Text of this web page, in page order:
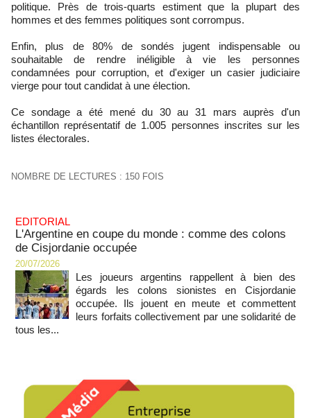
politique. Près de trois-quarts estiment que la plupart des
hommes et des femmes politiques sont corrompus.
Enfin, plus de 80% de sondés jugent indispensable ou
souhaitable de rendre inéligible à vie les personnes
condamnées pour corruption, et d'exiger un casier judiciaire
vierge pour tout candidat à une élection.
Ce sondage a été mené du 30 au 31 mars auprès d'un
échantillon représentatif de 1.005 personnes inscrites sur les
listes électorales.
NOMBRE DE LECTURES : 150 FOIS
EDITORIAL
L'Argentine en coupe du monde : comme des colons
de Cisjordanie occupée
20/07/2026
Les joueurs argentins rappellent à bien des
égards les colons sionistes en Cisjordanie
occupée. Ils jouent en meute et commettent
leurs forfaits collectivement par une solidarité de
tous les...